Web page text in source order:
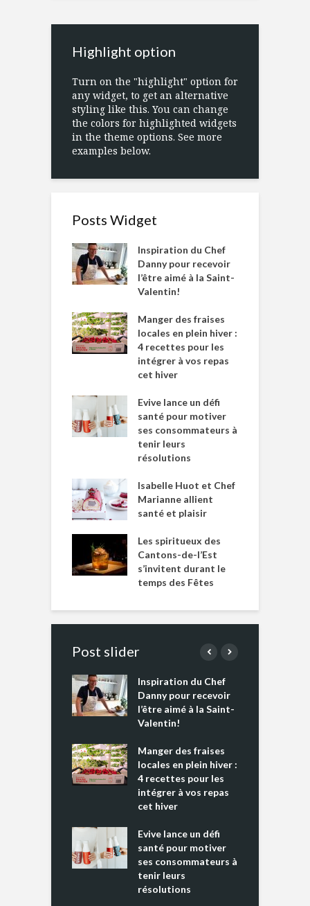
Highlight option
Turn on the "highlight" option for
any widget, to get an alternative
styling like this. You can change
the colors for highlighted widgets
in the theme options. See more
examples below.
Posts Widget
Inspiration du Chef
Danny pour recevoir
l’être aimé à la Saint-
Valentin!
Manger des fraises
locales en plein hiver :
4 recettes pour les
intégrer à vos repas
cet hiver
Evive lance un défi
santé pour motiver
ses consommateurs à
tenir leurs
résolutions
Isabelle Huot et Chef
Marianne allient
santé et plaisir
Les spiritueux des
Cantons-de-l’Est
s’invitent durant le
temps des Fêtes
Post slider
Inspiration du Chef
Danny pour recevoir
l’être aimé à la Saint-
Valentin!
Manger des fraises
locales en plein hiver :
4 recettes pour les
intégrer à vos repas
cet hiver
Evive lance un défi
santé pour motiver
ses consommateurs à
tenir leurs
résolutions